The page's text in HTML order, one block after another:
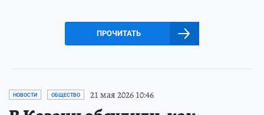
ПРОЧИТАТЬ
НОВОСТИ ОБЩЕСТВО 21 мая 2026 10:46